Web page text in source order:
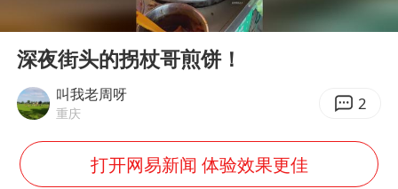
山东一元代青花杯离奇失踪
陈幸同晋级WTT横滨冠军赛8强
宇树科技中一签需缴款7.54万元
Play
02:42
深夜街头的拐杖哥煎饼！
叫我老周呀
重庆 2
打开网易新闻 体验效果更佳